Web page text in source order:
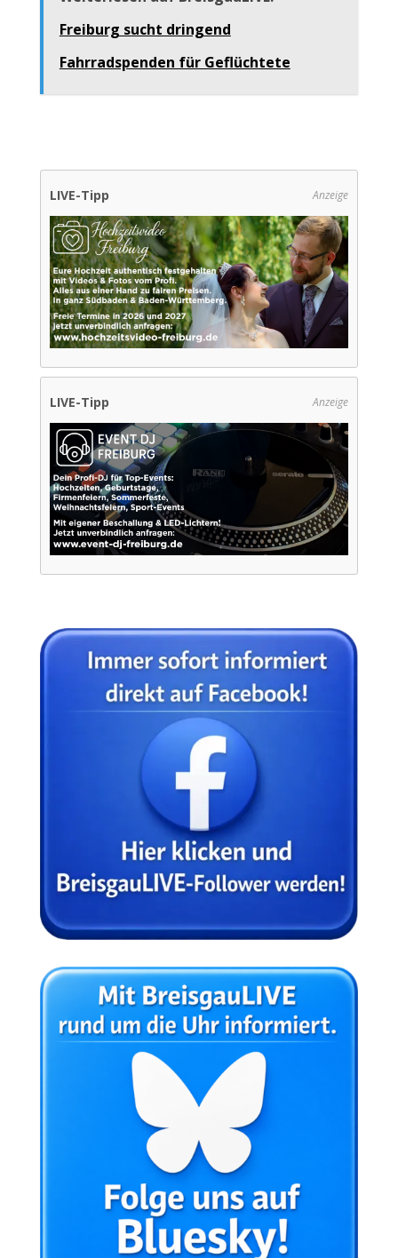
Freiburg sucht dringend
Fahrradspenden für Geflüchtete
LIVE-Tipp Anzeige
LIVE-Tipp Anzeige